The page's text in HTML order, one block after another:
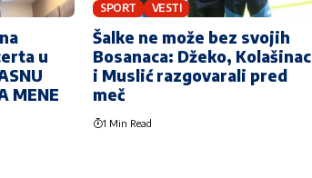
u
MENE
SPORT VESTI
Šalke ne može bez svojih
Bosanaca: Džeko, Kolašinac
i Muslić razgovarali pred
meč
1 Min Read